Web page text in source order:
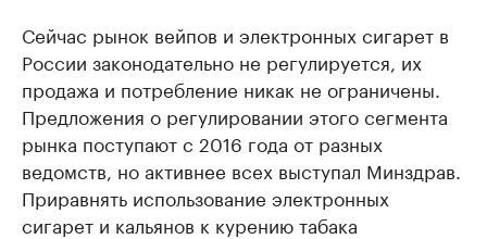
Сейчас рынок вейпов и электронных сигарет в
России законодательно не регулируется, их
продажа и потребление никак не ограничены.
Предложения о регулировании этого сегмента
рынка поступают с 2016 года от разных
ведомств, но активнее всех выступал Минздрав.
Приравнять использование электронных
сигарет и кальянов к курению табака